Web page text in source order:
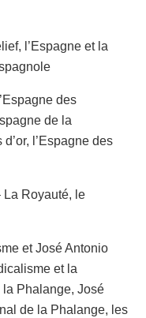
l’Espagne et la
des
de la
l’Espagne des
La Royauté, le
et José Antonio
et la
la Phalange, José
de la Phalange, les